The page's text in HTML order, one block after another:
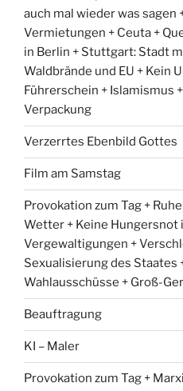
auch mal wieder was sagen
Vermietungen + Ceuta +
in Berlin + Stuttgart: Stadt
Waldbrände und EU + Kein
Führerschein + Islamismus
Verpackung
Verzerrtes Ebenbild Gottes
Film am Samstag
Provokation zum Tag +
Wetter + Keine Hungersnot
Vergewaltigungen +
Sexualisierung des Staates
Wahlausschüsse + Groß-
Beauftragung
KI – Maler
Provokation zum Tag +